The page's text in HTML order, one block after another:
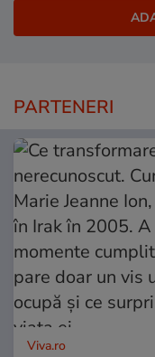
PARTENERI
Viva.ro